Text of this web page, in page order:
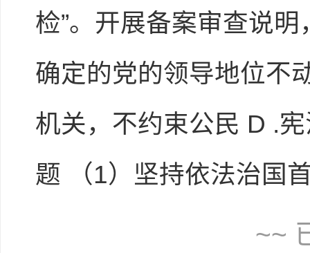
检”。开展备案审查说
确定的党的领导地位不
机关，不约束公民 D .
题 （1）坚持依法治国
~~